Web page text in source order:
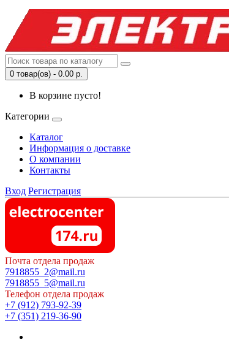
0 товар(ов) - 0.00 р.
В корзине пусто!
Категории
Каталог
Информация о доставке
О компании
Контакты
Вход Регистрация
Почта отдела продаж
7918855_2@mail.ru
7918855_5@mail.ru
Телефон отдела продаж
+7 (912) 793-92-39
+7 (351) 219-36-90